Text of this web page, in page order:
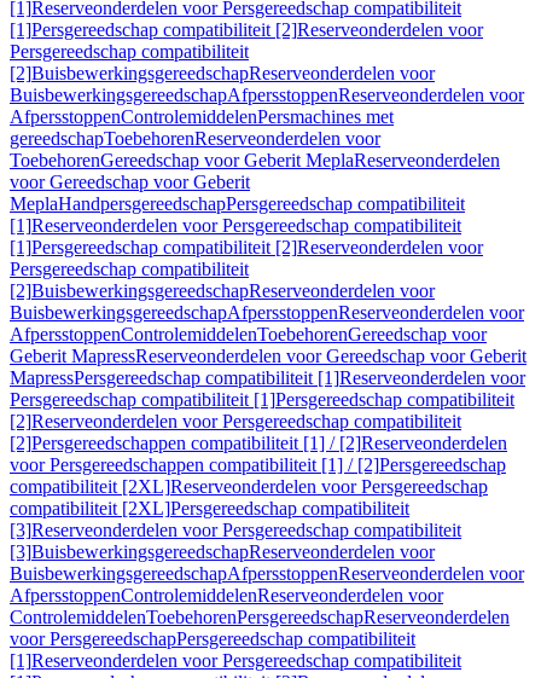
[1]Reserveonderdelen voor Persgereedschap compatibiliteit
[1]Persgereedschap compatibiliteit [2]Reserveonderdelen voor
Persgereedschap compatibiliteit
[2]BuisbewerkingsgereedschapReserveonderdelen voor
BuisbewerkingsgereedschapAfpersstoppenReserveonderdelen voor
AfpersstoppenControlemiddelenPersmachines met
gereedschapToebehorenReserveonderdelen voor
ToebehorenGereedschap voor Geberit MeplaReserveonderdelen
voor Gereedschap voor Geberit
MeplaHandpersgereedschapPersgereedschap compatibiliteit
[1]Reserveonderdelen voor Persgereedschap compatibiliteit
[1]Persgereedschap compatibiliteit [2]Reserveonderdelen voor
Persgereedschap compatibiliteit
[2]BuisbewerkingsgereedschapReserveonderdelen voor
BuisbewerkingsgereedschapAfpersstoppenReserveonderdelen voor
AfpersstoppenControlemiddelenToebehorenGereedschap voor
Geberit MapressReserveonderdelen voor Gereedschap voor Geberit
MapressPersgereedschap compatibiliteit [1]Reserveonderdelen voor
Persgereedschap compatibiliteit [1]Persgereedschap compatibiliteit
[2]Reserveonderdelen voor Persgereedschap compatibiliteit
[2]Persgereedschappen compatibiliteit [1] / [2]Reserveonderdelen
voor Persgereedschappen compatibiliteit [1] / [2]Persgereedschap
compatibiliteit [2XL]Reserveonderdelen voor Persgereedschap
compatibiliteit [2XL]Persgereedschap compatibiliteit
[3]Reserveonderdelen voor Persgereedschap compatibiliteit
[3]BuisbewerkingsgereedschapReserveonderdelen voor
BuisbewerkingsgereedschapAfpersstoppenReserveonderdelen voor
AfpersstoppenControlemiddelenReserveonderdelen voor
ControlemiddelenToebehorenPersgereedschapReserveonderdelen
voor PersgereedschapPersgereedschap compatibiliteit
[1]Reserveonderdelen voor Persgereedschap compatibiliteit